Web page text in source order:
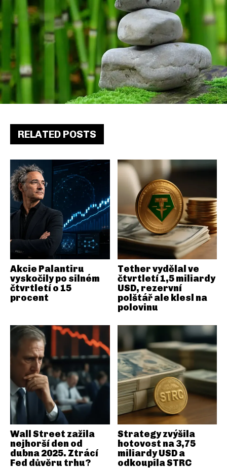
RELATED POSTS
Akcie Palantiru
vyskočily po silném
čtvrtletí o 15
procent
Tether vydělal ve
čtvrtletí 1,5 miliardy
USD, rezervní
polštář ale klesl na
polovinu
Wall Street zažila
nejhorší den od
dubna 2025. Ztrácí
Fed důvěru trhu?
Strategy zvýšila
hotovost na 3,75
miliardy USD a
odkoupila STRC